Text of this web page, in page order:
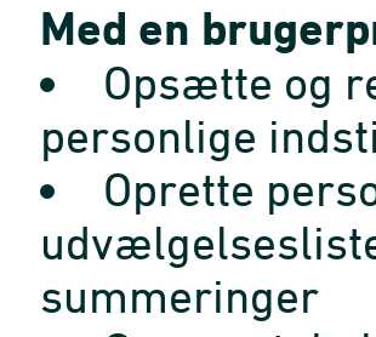
Med en
Opsætte og
personlige
Oprette
summeringer